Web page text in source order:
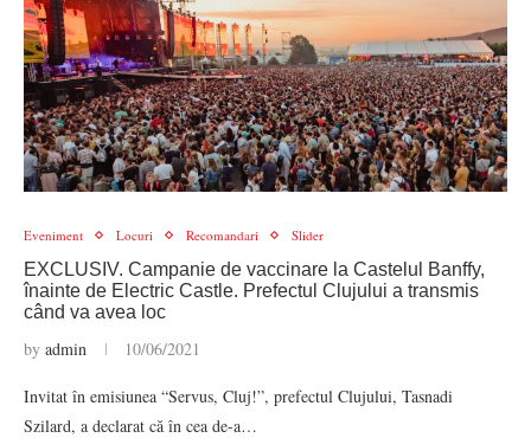
Eveniment Locuri Recomandari Slider
EXCLUSIV. Campanie de vaccinare la Castelul Banffy,
înainte de Electric Castle. Prefectul Clujului a transmis
când va avea loc
by admin 10/06/2021
Invitat în emisiunea “Servus, Cluj!”, prefectul Clujului, Tasnadi
Szilard, a declarat că în cea de-a…